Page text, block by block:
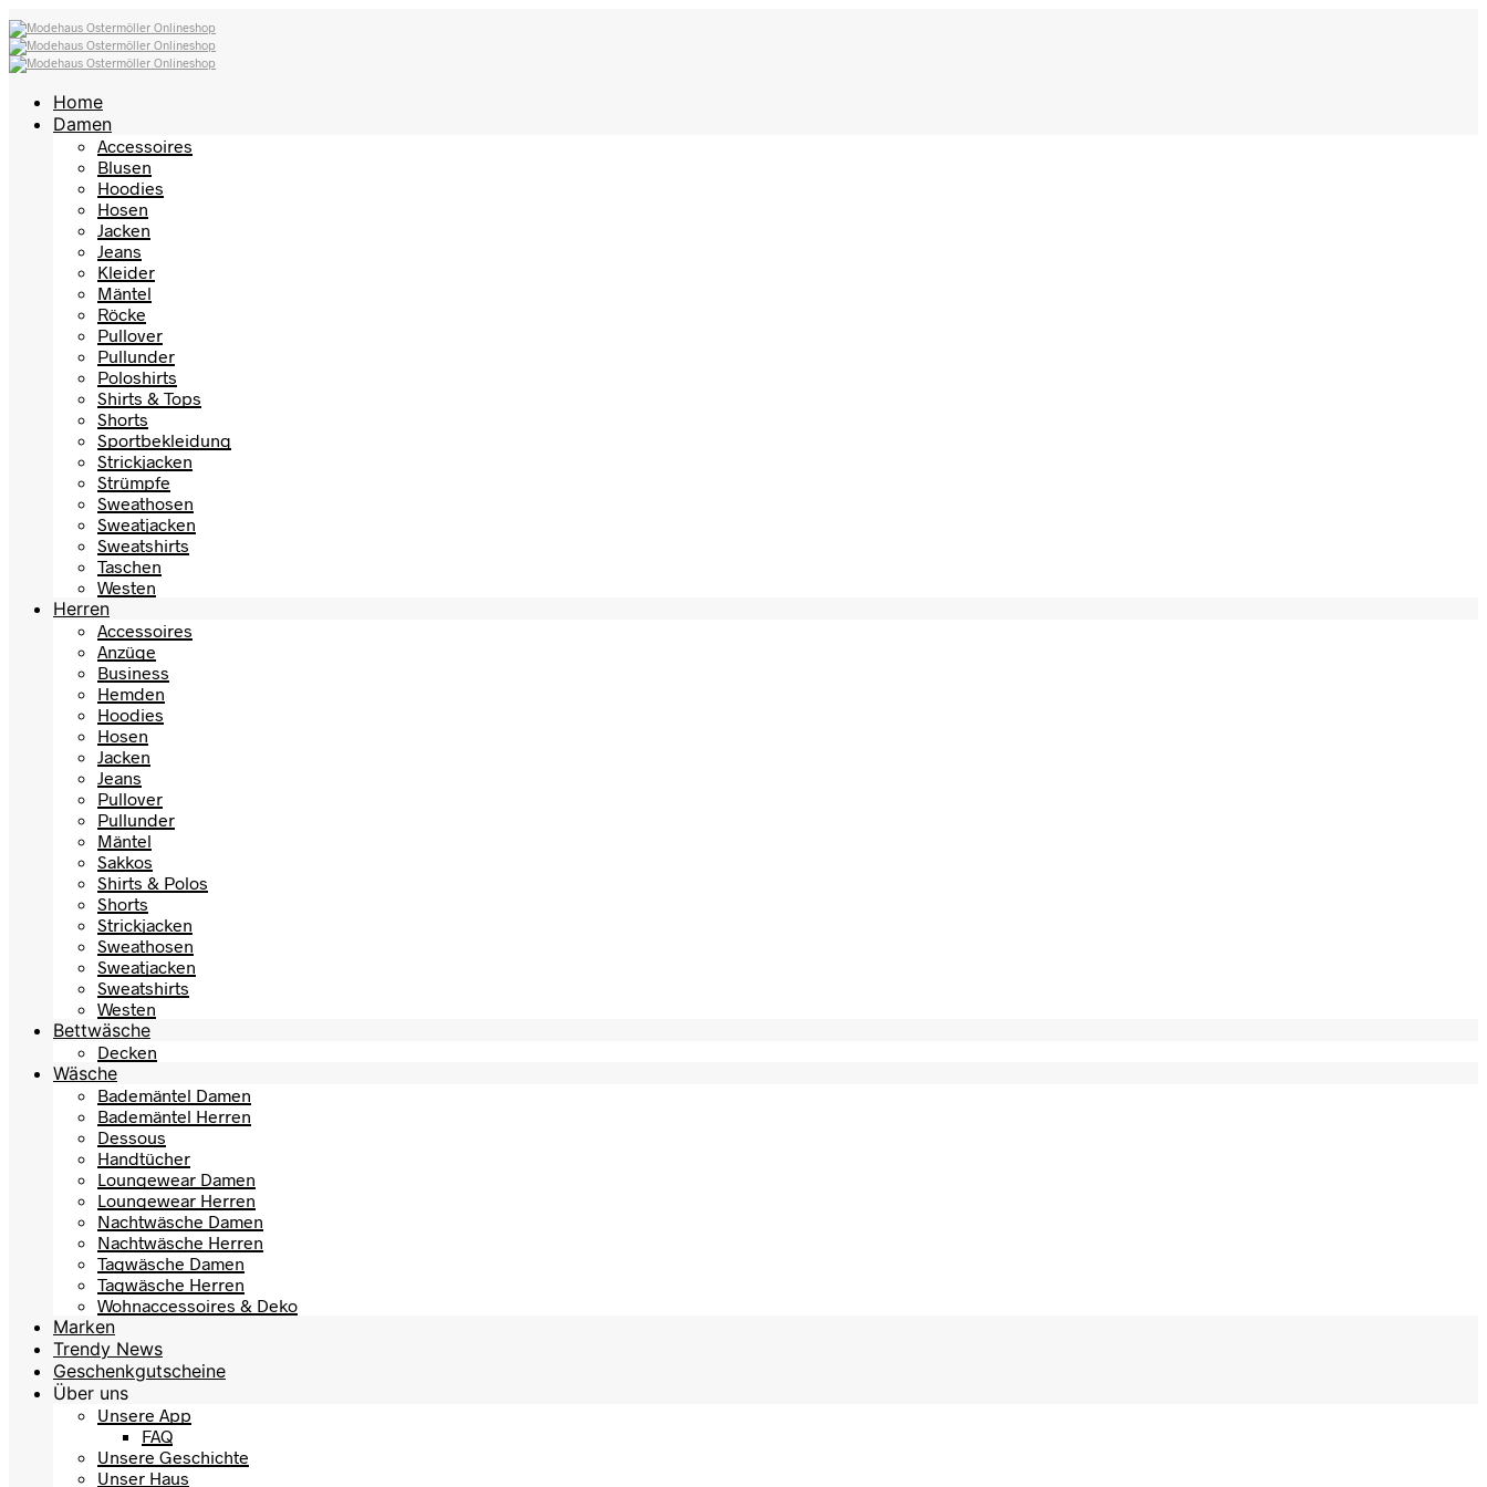
Home
Damen
Accessoires
Blusen
Hoodies
Hosen
Jacken
Jeans
Kleider
Mäntel
Röcke
Pullover
Pullunder
Poloshirts
Shirts & Tops
Shorts
Sportbekleidung
Strickjacken
Strümpfe
Sweathosen
Sweatjacken
Sweatshirts
Taschen
Westen
Herren
Accessoires
Anzüge
Business
Hemden
Hoodies
Hosen
Jacken
Jeans
Pullover
Pullunder
Mäntel
Sakkos
Shirts & Polos
Shorts
Strickjacken
Sweathosen
Sweatjacken
Sweatshirts
Westen
Bettwäsche
Decken
Wäsche
Bademäntel Damen
Bademäntel Herren
Dessous
Handtücher
Loungewear Damen
Loungewear Herren
Nachtwäsche Damen
Nachtwäsche Herren
Tagwäsche Damen
Tagwäsche Herren
Wohnaccessoires & Deko
Marken
Trendy News
Geschenkgutscheine
Über uns
Unsere App
FAQ
Unsere Geschichte
Unser Haus